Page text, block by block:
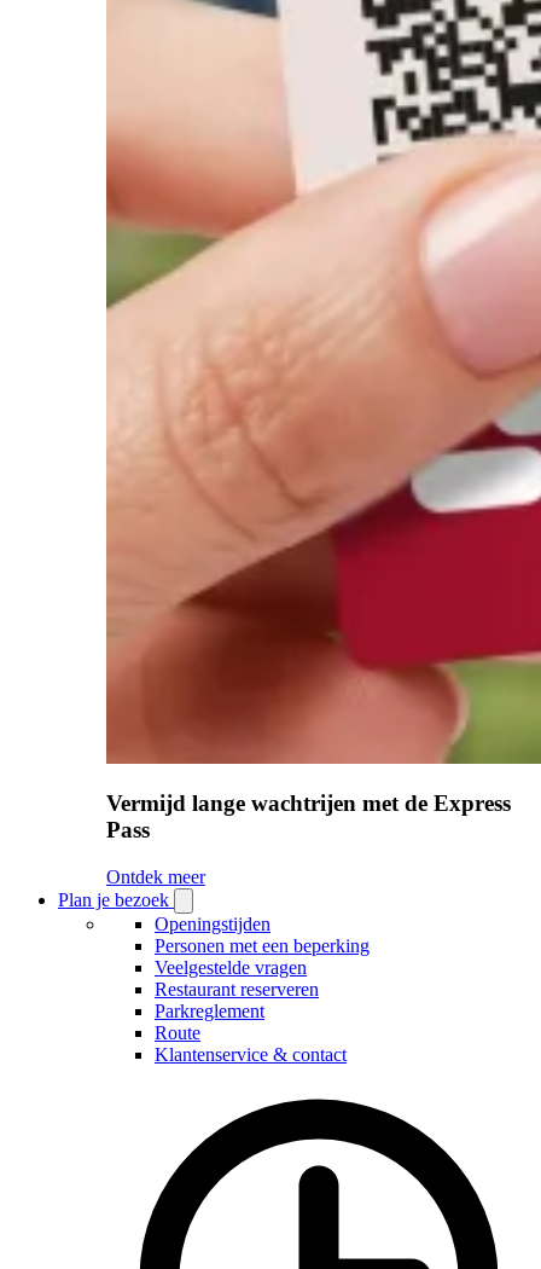
Vermijd lange wachtrijen met de Express
Pass
Ontdek meer
Plan je bezoek
Plan
je
bezoek
submenu
Openingstijden
Personen met een beperking
Veelgestelde vragen
Restaurant reserveren
Parkreglement
Route
Klantenservice & contact